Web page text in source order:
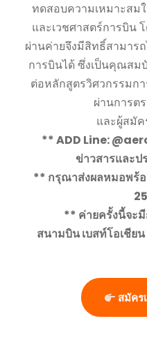
ทดสอบความเหมาะสม
และเวชศาสตร์การบิน
ผ่านค่ายจึงมีสิทธิ์สามาร
การบินได้ ซึ่งเป็นคุณสม
ต่อหลักสูตรวิศวกรรม
ผ่านการต
และผู้สมั
** ADD Line:
ข่าวสารและป
** กรุณาส่งผลหมอพร้
** ค่ายครั้งนี้จะมีก
สนามบิน เบสท์โอเชีย
สมัคร